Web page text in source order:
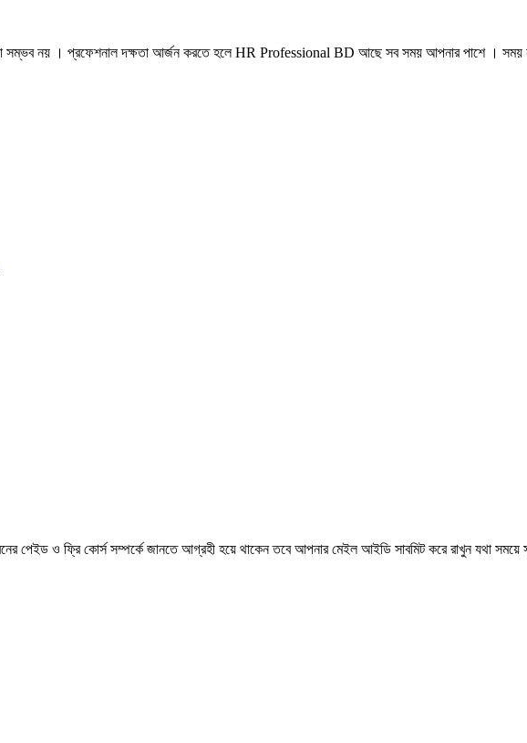
ছাড়া সম্ভব নয় । প্রফেশনাল দক্ষতা আর্জন করতে হলে HR Professional BD আছে সব সময় আপনার পাশে ।
পেইড ও ফ্রি কোর্স সম্পর্কে জানতে আগ্রহী হয়ে থাকেন তবে আপনার মেইল আইডি সাবমিট করে রাখুন যথা সময়ে